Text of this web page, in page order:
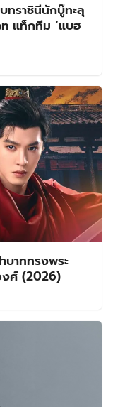
ทราชินีนักบู๊ทะลุ
แท็กทีม ‘แบฮ
บาททรงพระ
ศ์ (2026)